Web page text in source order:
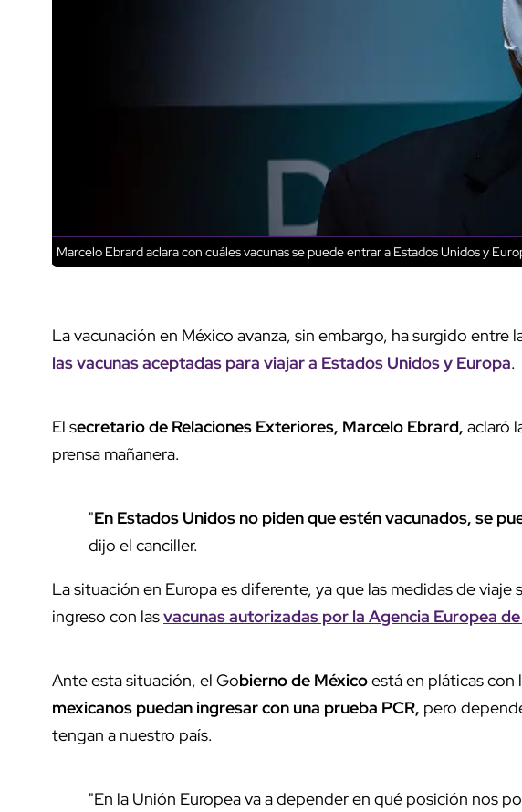
Marcelo Ebrard aclara con cuáles vacunas se puede entrar a Estados Unidos y
La vacunación en México avanza, sin embargo, ha surgido entre
las vacunas aceptadas para viajar a Estados Unidos y Europa.
El secretario de Relaciones Exteriores, Marcelo Ebrard, aclaró
prensa mañanera.
"En Estados Unidos no piden que estén vacunados, se
dijo el canciller.
La situación en Europa es diferente, ya que las medidas de
ingreso con lasvacunas autorizadas por la Agencia Europea
Ante esta situación, el Gobierno de Méxicoestá en pláticas con
mexicanos puedan ingresar con una prueba PCR, pero
tengan a nuestro país.
"En la Unión Europea va a depender en qué posición nos